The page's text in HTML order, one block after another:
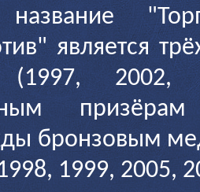
является
(1997, 2002,
бронзовым
1999, 2005,